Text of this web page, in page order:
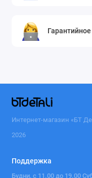
Интернет-магазин «БТ
2026
Поддержка
Будни, с 11.00 до 19.00